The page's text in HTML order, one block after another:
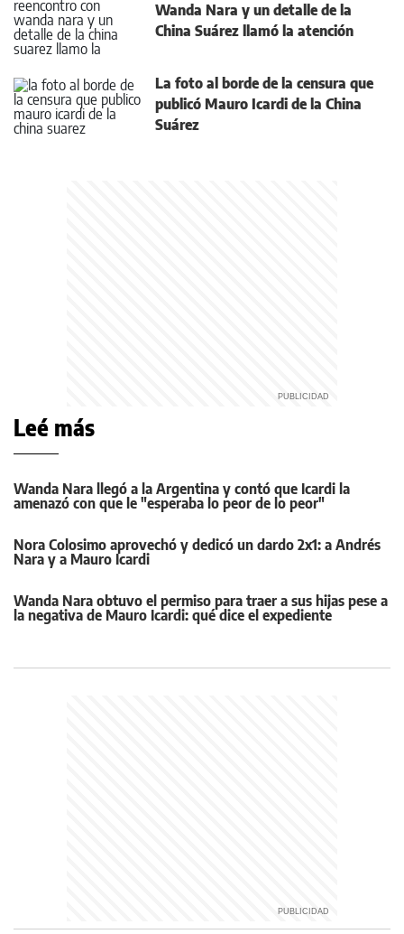
Wanda Nara y un detalle de la
China Suárez llamó la atención
La foto al borde de la censura que
publicó Mauro Icardi de la China
Suárez
Leé más
Wanda Nara llegó a la Argentina y contó que Icardi la
amenazó con que le "esperaba lo peor de lo peor"
Nora Colosimo aprovechó y dedicó un dardo 2x1: a Andrés
Nara y a Mauro Icardi
Wanda Nara obtuvo el permiso para traer a sus hijas pese a
la negativa de Mauro Icardi: qué dice el expediente